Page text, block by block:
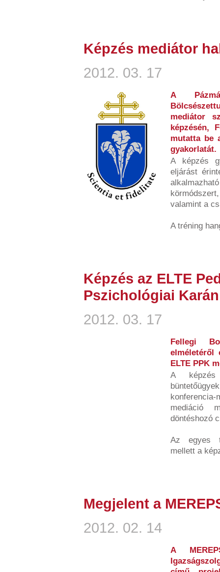
Képzés mediátor
2012. 03. 17
A
mediátor
képzésén,
mutatta be
gyakorlatát.
A képzés
eljárást
valamint a
A tréning
Képzés az ELTE
Pszichológiai Karán
2012. 03. 17
Fellegi
elméletéről
ELTE PPK
A
mediáció
döntéshozó
Az egyes
mellett a
Megjelent a
2012. 02. 14
A